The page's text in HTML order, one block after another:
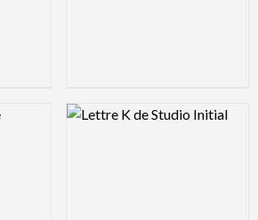
Logo Preview Image